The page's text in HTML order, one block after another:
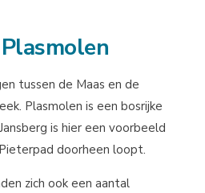
tussen de Maas en de
Plasmolen is een bosrijke
is hier een voorbeeld
doorheen loopt.
zich ook een aantal